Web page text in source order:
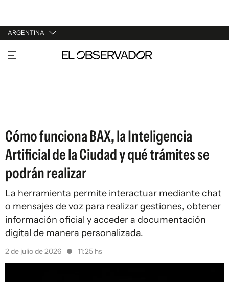
ARGENTINA
URUGUAY
ARGENTINA
Cómo funciona BAX, la Inteligencia
Artificial de la Ciudad y qué trámites se
podrán realizar
La herramienta permite interactuar mediante chat
o mensajes de voz para realizar gestiones, obtener
información oficial y acceder a documentación
digital de manera personalizada.
2 de julio de 2026 11:25 hs